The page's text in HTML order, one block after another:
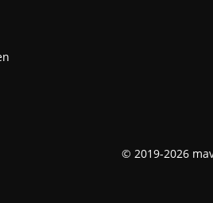
© 2019-2026